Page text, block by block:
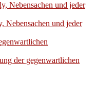
Nebensachen und jeder
Nebensachen und jeder
der gegenwartlichen